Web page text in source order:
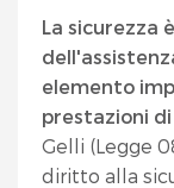
La sicurezza
elemento
prestazioni
Gelli (Legge
diritto alla